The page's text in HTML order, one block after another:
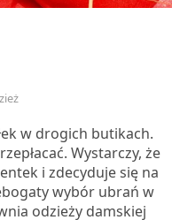
w drogich butikach.
Wystarczy, że
i zdecyduje się na
wybór ubrań w
odzieży damskiej